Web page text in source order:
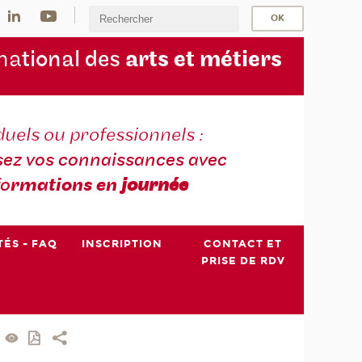
tional des arts et métiers
ou professionnels :
vos connaissances avec
rmations enjournée
- FAQ INSCRIPTION
CONTACT ET
PRISE DE RDV